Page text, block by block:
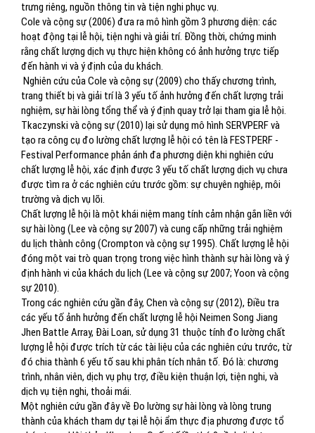
trưng riêng, nguồn thông tin và tiện nghi phục vụ.
Cole và cộng sự (2006) đưa ra mô hình gồm 3 phương diện: các
hoạt động tại lễ hội, tiện nghi và giải trí. Đồng thời, chứng minh
rằng chất lượng dịch vụ thực hiện không có ảnh hưởng trực tiếp
đến hành vi và ý định của du khách.
Nghiên cứu của Cole và cộng sự (2009) cho thấy chương trình,
trang thiết bị và giải trí là 3 yếu tố ảnh hưởng đến chất lượng trải
nghiệm, sự hài lòng tổng thể và ý định quay trở lại tham gia lễ hội.
Tkaczynski và cộng sự (2010) lại sử dụng mô hình SERVPERF và
tạo ra công cụ đo lường chất lượng lễ hội có tên là FESTPERF -
Festival Performance phản ánh đa phương diện khi nghiên cứu
chất lượng lễ hội, xác định được 3 yếu tố chất lượng dịch vụ chưa
được tìm ra ở các nghiên cứu trước gồm: sự chuyên nghiệp, môi
trường và dịch vụ lõi.
Chất lượng lễ hội là một khái niệm mang tính cảm nhận gắn liền với
sự hài lòng (Lee và cộng sự 2007) và cung cấp những trải nghiệm
du lịch thành công (Crompton và cộng sự 1995). Chất lượng lễ hội
đóng một vai trò quan trọng trong việc hình thành sự hài lòng và ý
định hành vi của khách du lịch (Lee và cộng sự 2007; Yoon và cộng
sự 2010).
Trong các nghiên cứu gần đây, Chen và cộng sự (2012), Điều tra
các yếu tố ảnh hưởng đến chất lượng lễ hội Neimen Song Jiang
Jhen Battle Array, Đài Loan, sử dụng 31 thuộc tính đo lường chất
lượng lễ hội được trích từ các tài liệu của các nghiên cứu trước, từ
đó chia thành 6 yếu tố sau khi phân tích nhân tố. Đó là: chương
trình, nhân viên, dịch vụ phụ trợ, điều kiện thuận lợi, tiện nghi, và
dịch vụ tiện nghi, thoải mái.
Một nghiên cứu gần đây về Đo lường sự hài lòng và lòng trung
thành của khách tham dự tại lễ hội ẩm thực địa phương được tổ